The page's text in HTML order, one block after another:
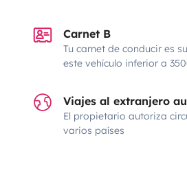
Carnet B
Tu carnet de conducir es
este vehículo inferior a
Viajes al extranjero
El propietario autoriza
varios países